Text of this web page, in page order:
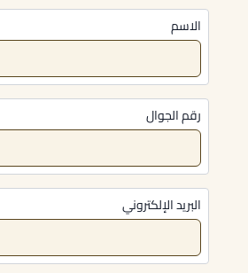
الاسم
رقم الجوال
البريد الإلكتروني